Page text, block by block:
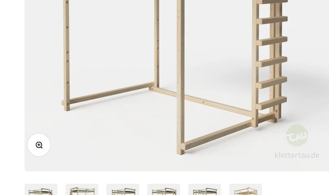
Bild vergrößern